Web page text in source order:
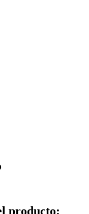
producto: